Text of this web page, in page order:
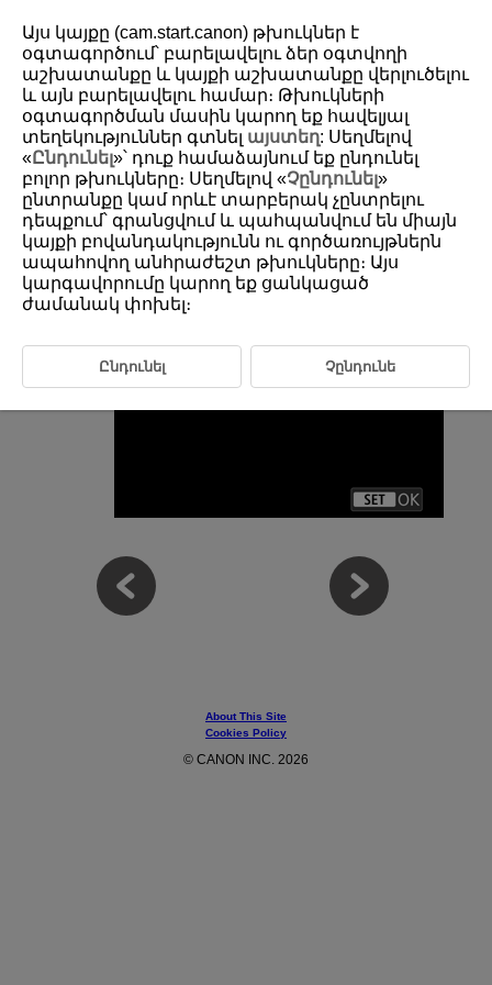
D292-046
Audio Format
You can choose the audio format used for sound in movie recording.
Select [ :Audio format] (
).
Select an option.
About This Site
Cookies Policy
© CANON INC. 2026
Այս կայքը (cam.start.canon) թխուկներ է
օգտագործում՝ բարելավելու ձեր օգտվողի
աշխատանքը և կայքի աշխատանքը վերլուծելու
և այն բարելավելու համար։ Թխուկների
օգտագործման մասին կարող եք հավելյալ
տեղեկություններ գտնել այստեղ: Սեղմելով
«Ընդունել»՝ դուք համաձայնում եք ընդունել
բոլոր թխուկները։ Սեղմելով «Չընդունել»
ընտրանքը կամ որևէ տարբերակ չընտրելու
դեպքում՝ գրանցվում և պահպանվում են միայն
կայքի բովանդակությունն ու գործառույթներն
ապահովող անհրաժեշտ թխուկները։ Այս
կարգավորումը կարող եք ցանկացած
ժամանակ փոխել։
Ընդունել Չընդունե